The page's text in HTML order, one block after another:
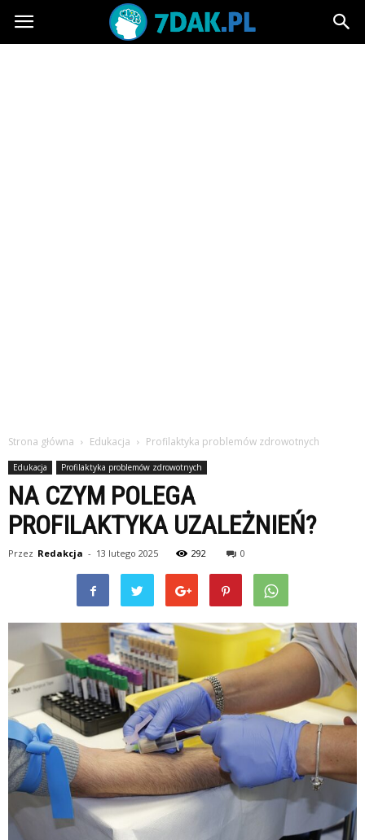
7dak.pl
Strona główna Edukacja Profilaktyka problemów zdrowotnych
Edukacja Profilaktyka problemów zdrowotnych
NA CZYM POLEGA
PROFILAKTYKA UZALEŻNIEŃ?
Przez Redakcja - 13 lutego 2025 292 0